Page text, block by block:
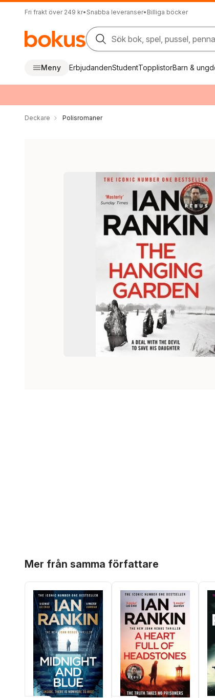
Fri frakt över 249 kr• Snabba leveranser• Billiga böcker
Sök bok, spel, pussel,
Meny ErbjudandenStudentTopplistorBarn &
Deckare Polisromaner
Mer från samma författare